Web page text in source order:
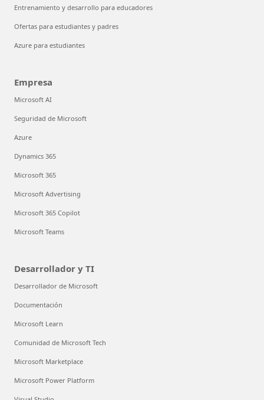
Entrenamiento y desarrollo para educadores
Ofertas para estudiantes y padres
Azure para estudiantes
Empresa
Microsoft AI
Seguridad de Microsoft
Azure
Dynamics 365
Microsoft 365
Microsoft Advertising
Microsoft 365 Copilot
Microsoft Teams
Desarrollador y TI
Desarrollador de Microsoft
Documentación
Microsoft Learn
Comunidad de Microsoft Tech
Microsoft Marketplace
Microsoft Power Platform